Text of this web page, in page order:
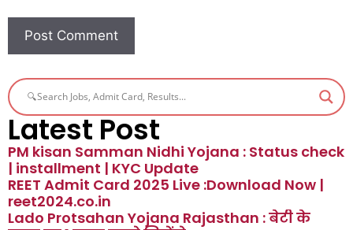
Latest Post
PM kisan Samman Nidhi Yojana : Status check
| installment | KYC Update
REET Admit Card 2025 Live :Download Now |
reet2024.co.in
Lado Protsahan Yojana Rajasthan : बेटी के